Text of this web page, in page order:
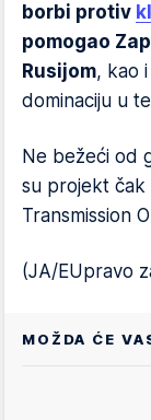
borbi protiv
pomogao
Rusijom, kao
dominaciju u
Ne bežeći od
su projekt čak
Transmission
(JA/EUpravo
MOŽDA ĆE